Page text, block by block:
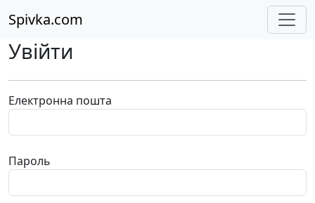
Spivka.com
Увійти
Електронна пошта
Пароль